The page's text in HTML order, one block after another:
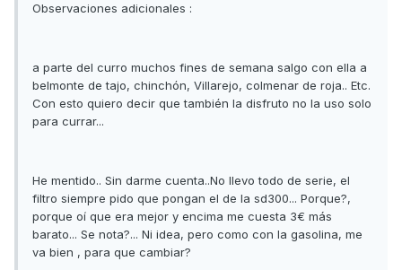
Observaciones adicionales :
a parte del curro muchos fines de semana salgo con ella a
belmonte de tajo, chinchón, Villarejo, colmenar de roja.. Etc.
Con esto quiero decir que también la disfruto no la uso solo
para currar...
He mentido.. Sin darme cuenta..No llevo todo de serie, el
filtro siempre pido que pongan el de la sd300... Porque?,
porque oí que era mejor y encima me cuesta 3€ más
barato... Se nota?... Ni idea, pero como con la gasolina, me
va bien , para que cambiar?